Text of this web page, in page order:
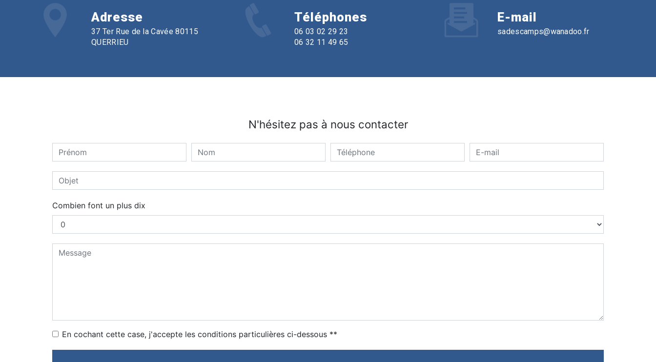
Adresse
37 Ter Rue de la Cavée 80115
QUERRIEU
Téléphones
06 03 02 29 23
06 32 11 49 65
E-mail
sadescamps@wanadoo.fr
N'hésitez pas à nous contacter
Combien font un plus dix
En cochant cette case, j'accepte les conditions particulières ci-dessous **